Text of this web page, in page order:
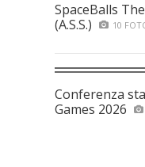
SpaceBalls
(A.S.S.)
10
Conferenza
Games 2026